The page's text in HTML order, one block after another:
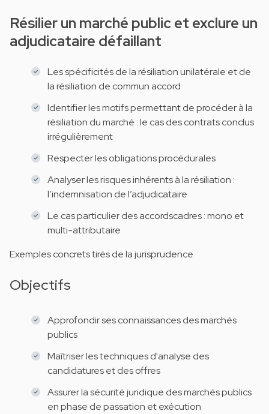
Résilier un marché public et exclure un
adjudicataire défaillant
Les spécificités de la résiliation unilatérale et de
la résiliation de commun accord
Identifier les motifs permettant de procéder à la
résiliation du marché : le cas des contrats conclus
irrégulièrement
Respecter les obligations procédurales
Analyser les risques inhérents à la résiliation :
l’indemnisation de l’adjudicataire
Le cas particulier des accordscadres : mono et
multi-attributaire
Exemples concrets tirés de la jurisprudence
Objectifs
Approfondir ses connaissances des marchés
publics
Maîtriser les techniques d'analyse des
candidatures et des offres
Assurer la sécurité juridique des marchés publics
en phase de passation et exécution